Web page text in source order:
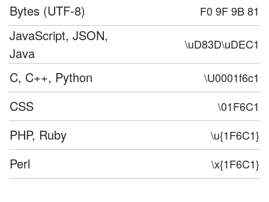
Bytes (UTF-8) F0 9F 9B 81
JavaScript, JSON,
Java
\uD83D\uDEC1
C, C++, Python \U0001f6c1
CSS \01F6C1
PHP, Ruby \u{1F6C1}
Perl \x{1F6C1}